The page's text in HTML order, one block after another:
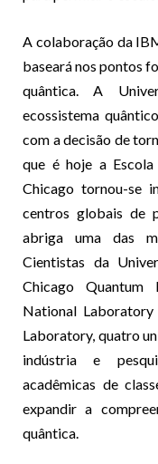
A colaboração da
baseará nos pontos
quântica. A
ecossistema
com a decisão de
que é hoje a
Chicago tornou-se
centros globais de
abriga uma das
Cientistas da
Chicago Quantum
National
Laboratory, quatro
indústria e
acadêmicas de
expandir a
quântica.